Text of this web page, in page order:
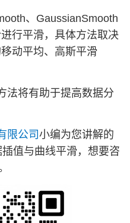
、GaussianSmooth
行平滑，具体方法取决
动平均、高斯平滑
法将有助于提高数据分
限公司 小编为您讲解的
值与曲线平滑，想要咨